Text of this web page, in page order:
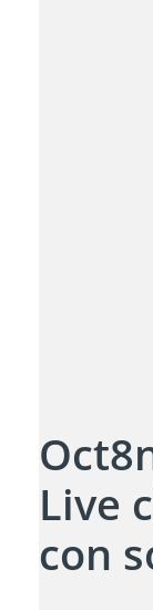
Live
con